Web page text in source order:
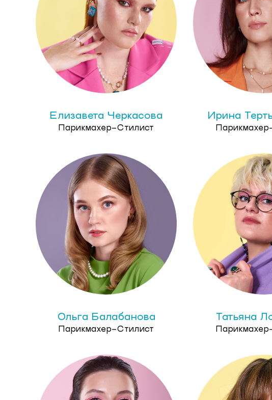
Елизавета Черкасова
Парикмахер-Стилист
Ирина
Ольга Балабанова
Парикмахер-Стилист
Татьяна